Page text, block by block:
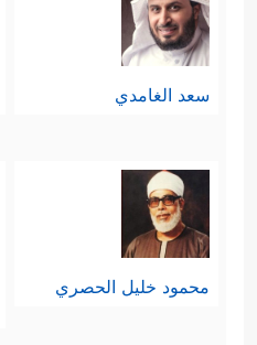
سعد الغامدي
محمود خليل الحصري